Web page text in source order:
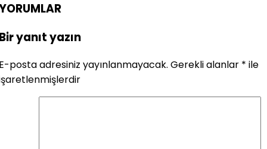
yanıt yazın
posta adresiniz yayınlanmayacak. Gerekli alanlar * ile